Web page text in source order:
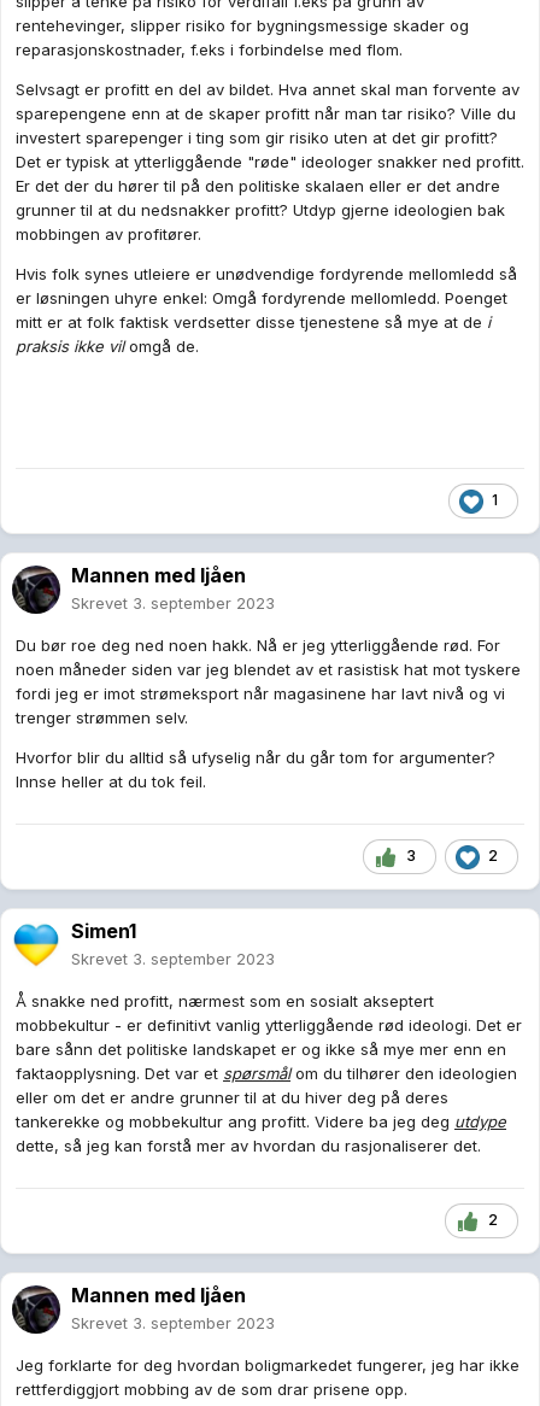
rentehevinger, slipper risiko for bygningsmessige skader og
reparasjonskostnader, f.eks i forbindelse med flom.
Selvsagt er profitt en del av bildet. Hva annet skal man forvente av
sparepengene enn at de skaper profitt når man tar risiko? Ville du
investert sparepenger i ting som gir risiko uten at det gir profitt?
Det er typisk at ytterliggående "røde" ideologer snakker ned profitt.
Er det der du hører til på den politiske skalaen eller er det andre
grunner til at du nedsnakker profitt? Utdyp gjerne ideologien bak
mobbingen av profitører.
Hvis folk synes utleiere er unødvendige fordyrende mellomledd så
er løsningen uhyre enkel: Omgå fordyrende mellomledd. Poenget
mitt er at folk faktisk verdsetter disse tjenestene så mye at de i
praksis ikke vilomgå de.
1
Mannen med ljåen
Skrevet 3. september 2023
Du bør roe deg ned noen hakk. Nå er jeg ytterliggående rød. For
noen måneder siden var jeg blendet av et rasistisk hat mot tyskere
fordi jeg er imot strømeksport når magasinene har lavt nivå og vi
trenger strømmen selv.
Hvorfor blir du alltid så ufyselig når du går tom for argumenter?
Innse heller at du tok feil.
3 2
Simen1
Skrevet 3. september 2023
Å snakke ned profitt, nærmest som en sosialt akseptert
mobbekultur - er definitivt vanlig ytterliggående rød ideologi. Det er
bare sånn det politiske landskapet er og ikke så mye mer enn en
faktaopplysning. Det var et spørsmålom du tilhører den ideologien
eller om det er andre grunner til at du hiver deg på deres
tankerekke og mobbekultur ang profitt. Videre ba jeg deg utdype
dette, så jeg kan forstå mer av hvordan du rasjonaliserer det.
2
Mannen med ljåen
Skrevet 3. september 2023
Jeg forklarte for deg hvordan boligmarkedet fungerer, jeg har ikke
rettferdiggjort mobbing av de som drar prisene opp.